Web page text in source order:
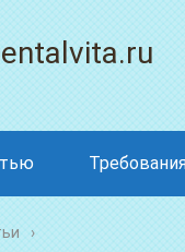
Dentalvita.ru